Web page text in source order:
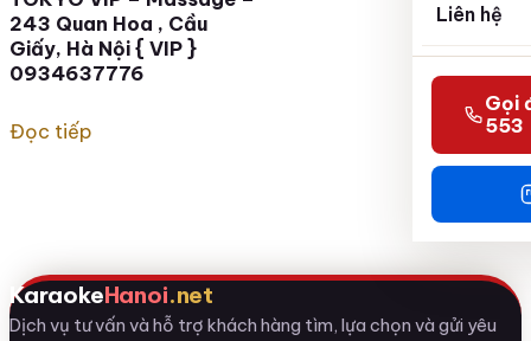
Liên hệ
Gọi
553
243 Quan Hoa , Cầu
Giấy, Hà Nội { VIP }
0934637776
Đọc tiếp
KaraokeHanoi.net
Dịch vụ tư vấn và hỗ trợ khách hàng tìm, lựa chọn và gửi yêu